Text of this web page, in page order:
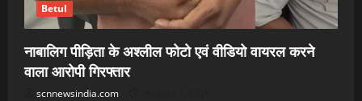
Betul
नाबालिग पीड़िता के अश्लील फोटो एवं वीडियो वायरल करने
वाला आरोपी गिरफ्तार
scnnewsindia.com